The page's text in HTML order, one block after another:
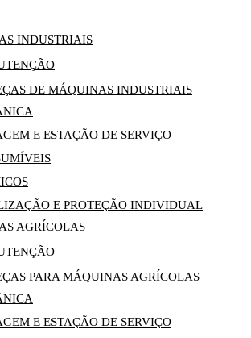
INDUSTRIAIS
DE MÁQUINAS INDUSTRIAIS
E ESTAÇÃO DE SERVIÇO
E PROTEÇÃO INDIVIDUAL
AGRÍCOLAS
PARA MÁQUINAS AGRÍCOLAS
E ESTAÇÃO DE SERVIÇO